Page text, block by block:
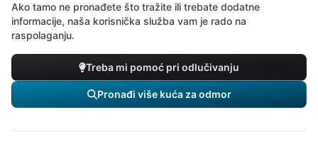
Ako tamo ne pronađete što tražite ili trebate dodatne
informacije, naša korisnička služba vam je rado na
raspolaganju.
Treba mi pomoć pri odlučivanju
Pronađi više kuća za odmor